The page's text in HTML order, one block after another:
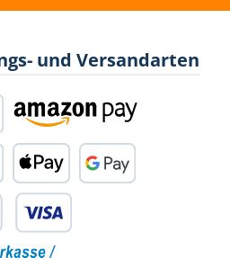
und Versandarten
Amazon Pay
Apple Pay
Debitkarte